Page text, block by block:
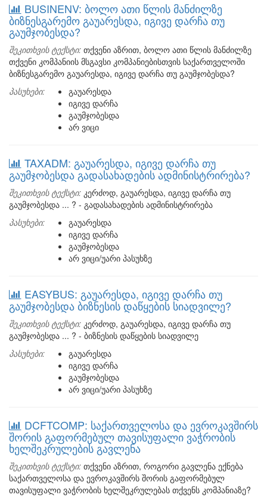
BUSINENV: ბოლო ათი წლის მანძილზე
ბიზნესგარემო გაუარესდა, იგივე დარჩა თუ
გაუმჯობესდა?
შეკითხვის ტექსტი: თქვენი აზრით, ბოლო ათი წლის მანძილზე
თქვენი კომპანიის მსგავსი კომპანიებისთვის საქართველოში
ბიზნესგარემო გაუარესდა, იგივე დარჩა თუ გაუმჯობესდა?
პასუხები:
გაუარესდა
იგივე დარჩა
გაუმჯობესდა
არ ვიცი
TAXADM: გაუარესდა, იგივე დარჩა თუ
გაუმჯობესდა გადასახადების ადმინისტრირება?
შეკითხვის ტექსტი: კერძოდ, გაუარესდა, იგივე დარჩა თუ
გაუმჯობესდა ... ? - გადასახადების ადმინისტრირება
პასუხები:
გაუარესდა
იგივე დარჩა
გაუმჯობესდა
არ ვიცი/უარი პასუხზე
EASYBUS: გაუარესდა, იგივე დარჩა თუ
გაუმჯობესდა ბიზნესის დაწყების სიადვილე?
შეკითხვის ტექსტი: კერძოდ, გაუარესდა, იგივე დარჩა თუ
გაუმჯობესდა ... ? - ბიზნესის დაწყების სიადვილე
პასუხები:
გაუარესდა
იგივე დარჩა
გაუმჯობესდა
არ ვიცი/უარი პასუხზე
DCFTCOMP: საქართველოსა და ევროკავშირს
შორის გაფორმებულ თავისუფალი ვაჭრობის
ხელშეკრულების გავლენა
შეკითხვის ტექსტი: თქვენი აზრით, როგორი გავლენა ექნება
საქართველოსა და ევროკავშირს შორის გაფორმებულ
თავისუფალი ვაჭრობის ხელშეკრულებას თქვენს კომპანიაზე?